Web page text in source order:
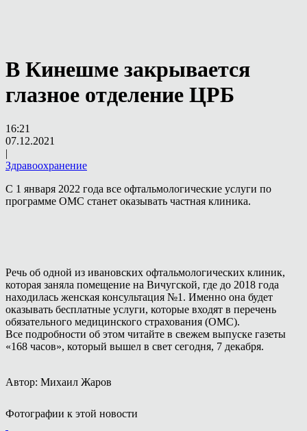
В Кинешме закрывается
глазное отделение ЦРБ
16:21
07.12.2021
|
Здравоохранение
С 1 января 2022 года все офтальмологические услуги по
программе ОМС станет оказывать частная клиника.
Речь об одной из ивановских офтальмологических клиник,
которая заняла помещение на Вичугской, где до 2018 года
находилась женская консультация №1. Именно она будет
оказывать бесплатные услуги, которые входят в перечень
обязательного медицинского страхования (ОМС).
Все подробности об этом читайте в свежем выпуске газеты
«168 часов», который вышел в свет сегодня, 7 декабря.
Автор: Михаил Жаров
Фотографии к этой новости